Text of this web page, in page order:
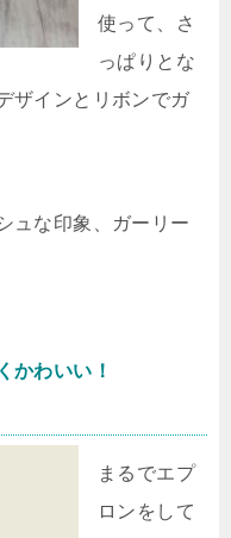
使って、さ
っぱりとな
ザインとリボンでガ
ュな印象、ガーリー
かわいい！
まるでエプ
ロンをして